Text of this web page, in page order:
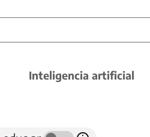
Inteligencia artificial